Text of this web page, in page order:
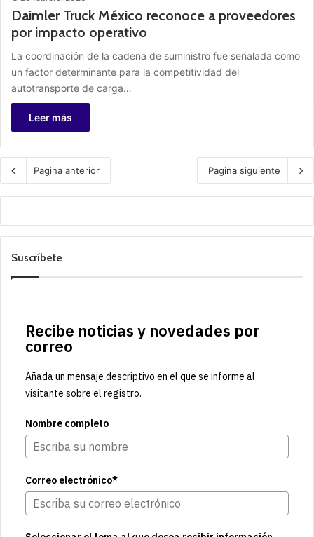
Daimler Truck México reconoce a proveedores
por impacto operativo
La coordinación de la cadena de suministro fue señalada como
un factor determinante para la competitividad del
autotransporte de carga…
Leer más
Pagina anterior Pagina siguiente
Suscríbete
Recibe noticias y novedades por
correo
Añada un mensaje descriptivo en el que se informe al
visitante sobre el registro.
Nombre completo
Correo electrónico*